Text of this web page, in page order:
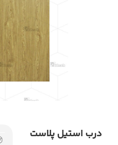
درب استیل پلاست